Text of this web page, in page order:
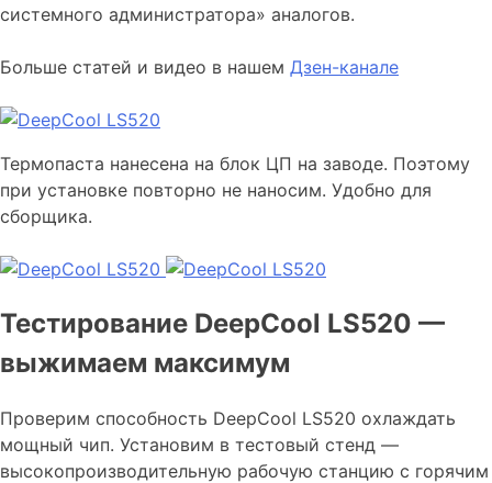
системного администратора» аналогов.
Больше статей и видео в нашем Дзен-канале
Термопаста нанесена на блок ЦП на заводе. Поэтому
при установке повторно не наносим. Удобно для
сборщика.
Тестирование DeepCool LS520 —
выжимаем максимум
Проверим способность DeepCool LS520 охлаждать
мощный чип. Установим в тестовый стенд —
высокопроизводительную рабочую станцию с горячим